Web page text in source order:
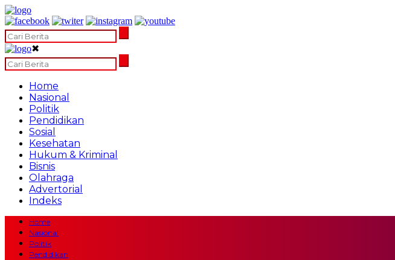
✖
Home
Nasional
Politik
Pendidikan
Sosial
Kesehatan
Hukum & Kriminal
Bisnis
Olahraga
Advertorial
Indeks
Home
Nasional
Politik
Pendidikan